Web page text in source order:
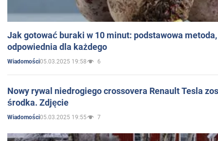
Jak gotować buraki w 10 minut: podstawowa
odpowiednia dla każdego
Wiadomości05.03.2025 19:58 6
Nowy rywal niedrogiego crossovera Renault Tesla
środka. Zdjęcie
Wiadomości05.03.2025 19:55 7